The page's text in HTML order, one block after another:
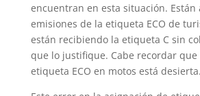
encuentran en esta situación. Están
emisiones de la etiqueta ECO de
están recibiendo la etiqueta C sin
que lo justifique. Cabe recordar que
etiqueta ECO en motos está desierta.